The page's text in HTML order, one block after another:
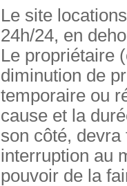
Le site
24h/24, en
Le propriétaire
diminution de
temporaire ou
cause et la
son côté,
interruption au
pouvoir de la